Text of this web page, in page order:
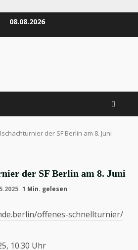
08.08.2026
der SF Berlin am 8. Juni
der SF Berlin am 8. Juni
1 Min. gelesen
offenes-schnellturnier/
10.30 Uhr